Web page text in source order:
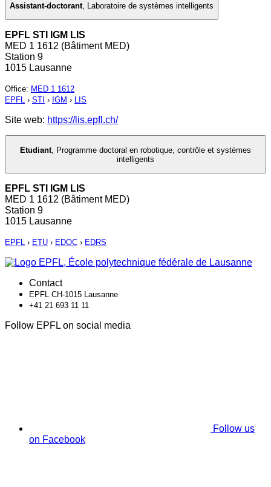
Assistant-doctorant Laboratoire de systèmes intelligents
EPFL STI IGM LIS
MED 1 1612 (Bâtiment MED)
Station 9
1015 Lausanne
Office: MED 1 1612
EPFL › STI › IGM › LIS
Site web: https://lis.epfl.ch/
Etudiant Programme doctoral en robotique, contrôle et systèmes
intelligents
EPFL STI IGM LIS
MED 1 1612 (Bâtiment MED)
Station 9
1015 Lausanne
EPFL › ETU › EDOC › EDRS
Contact
EPFL CH-1015 Lausanne
+41 21 693 11 11
Follow EPFL on social media
Follow us
on Facebook